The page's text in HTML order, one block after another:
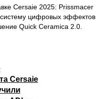
Cersaie 2025: Prissmacer
цифровых эффектов
Quick Ceramica 2.0.